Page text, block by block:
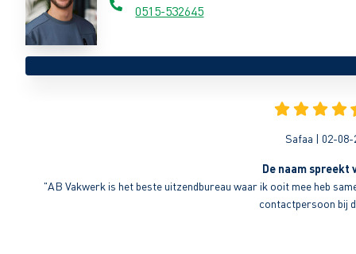
0515-532645
Safaa | 02-08-
De naam spreekt
"AB Vakwerk is het beste uitzendbureau waar ik ooit mee heb
contactpersoon bij